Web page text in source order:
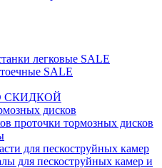
легковые SALE
SALE
СКИДКОЙ
дисков
проточки тормозных дисков
для пескоструйных камер
для пескоструйных камер и